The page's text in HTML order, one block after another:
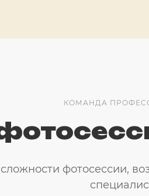
КОМАНДА
фотосессии,